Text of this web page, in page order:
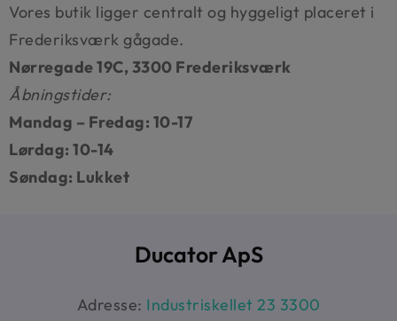
Vores butik ligger centralt og hyggeligt placeret i
Frederiksværk gågade.
Nørregade 19C, 3300 Frederiksværk
Åbningstider:
Mandag – Fredag: 10-17
Lørdag: 10-14
Søndag: Lukket
Ducator ApS
Adresse: Industriskellet 23 3300